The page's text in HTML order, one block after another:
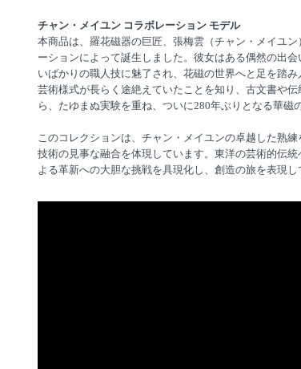
チャン・メイユン コラボレーション モデル
本商品は、羅花磁器の巨匠、張梅雲（チャン・メイユ
ーションによって誕生しました。彼女はある偶然の出
いばかりの職人技に魅了され、花磁の世界へと足を踏
芸術様式が長らく途絶えていたことを知り、古文書や
ら、たゆまぬ実験を重ね、ついに280年ぶりとなる華磁
このコレクションは、チャン・メイユンの卓越した熟練
技術の見事な融合を体現しています。東洋の芸術的伝
よる革新への大胆な挑戦を具現化し、創造の旅を表現し